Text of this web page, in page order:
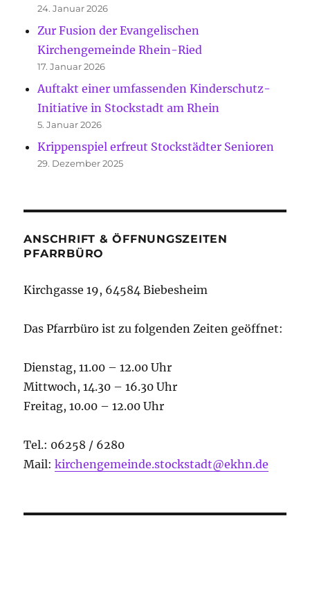
24. Januar 2026
Zur Fusion der Evangelischen
Kirchengemeinde Rhein-Ried
17. Januar 2026
Auftakt einer umfassenden Kinderschutz-
Initiative in Stockstadt am Rhein
5. Januar 2026
Krippenspiel erfreut Stockstädter Senioren
29. Dezember 2025
ANSCHRIFT & ÖFFNUNGSZEITEN
PFARRBÜRO
Kirchgasse 19, 64584 Biebesheim
Das Pfarrbüro ist zu folgenden Zeiten geöffnet:
Dienstag, 11.00 – 12.00 Uhr
Mittwoch, 14.30 – 16.30 Uhr
Freitag, 10.00 – 12.00 Uhr
Tel.: 06258 / 6280
Mail:kirchengemeinde.stockstadt@ekhn.de